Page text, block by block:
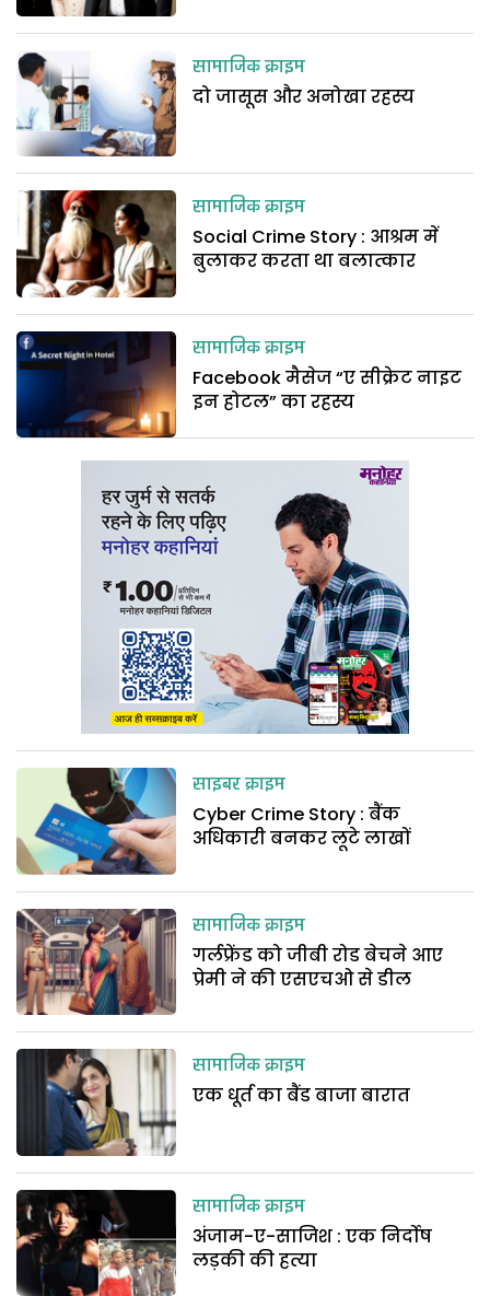
सामाजिक क्राइम
दो जासूस और अनोखा रहस्य
सामाजिक क्राइम
Social Crime Story : आश्रम में
बुलाकर करता था बलात्कार
सामाजिक क्राइम
Facebook मैसेज “ए सीक्रेट नाइट
इन होटल” का रहस्य
साइबर क्राइम
Cyber Crime Story : बैंक
अधिकारी बनकर लूटे लाखों
सामाजिक क्राइम
गर्लफ्रेंड को जीबी रोड बेचने आए
प्रेमी ने की एसएचओ से डील
सामाजिक क्राइम
एक धूर्त का बैंड बाजा बारात
सामाजिक क्राइम
अंजाम-ए-साजिश : एक निर्दोष
लड़की की हत्या